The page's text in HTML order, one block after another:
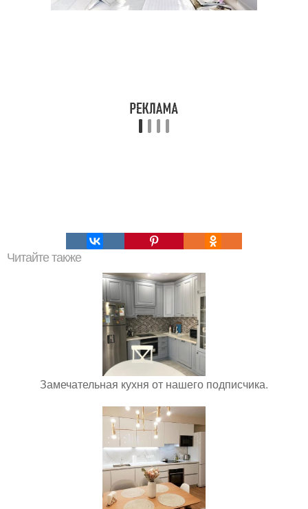
Читайте также
Замечательная кухня от нашего подписчика.